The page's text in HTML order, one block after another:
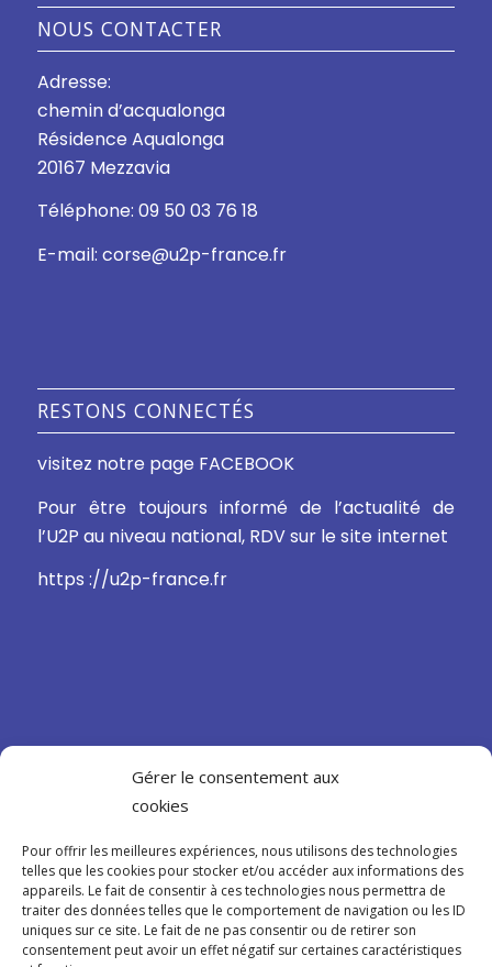
Gérer le consentement aux
cookies
Pour offrir les meilleures expériences, nous utilisons des technologies
telles que les cookies pour stocker et/ou accéder aux informations des
appareils. Le fait de consentir à ces technologies nous permettra de
traiter des données telles que le comportement de navigation ou les ID
uniques sur ce site. Le fait de ne pas consentir ou de retirer son
consentement peut avoir un effet négatif sur certaines caractéristiques
NOUS CONTACTER
Adresse:
chemin d’acqualonga
Résidence Aqualonga
20167 Mezzavia
Téléphone: 09 50 03 76 18
E-mail: corse@u2p-france.fr
RESTONS CONNECTÉS
visitez notre page FACEBOOK
Pour être toujours informé de l’actualité de
l’U2P au niveau national, RDV sur le site internet
https ://u2p-france.fr
CONFIDENTIALITÉ
Mentions légales
Politique de confidentialité
Cookies